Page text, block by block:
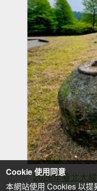
Cookie 使用同意
本網站使用 Cookies 以